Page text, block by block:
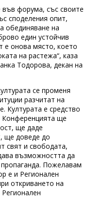
във форума, със своите
споделения опит,
обединяване на
един устойчив
е онова място, което
на растежа“, каза
Тодорова, декан на
се променя
разчитат на
Културата е средство
Конференцията ще
ще даде
ще доведе до
свят и свободата,
възможността да
Пожелавам
е и Регионален
откриването на